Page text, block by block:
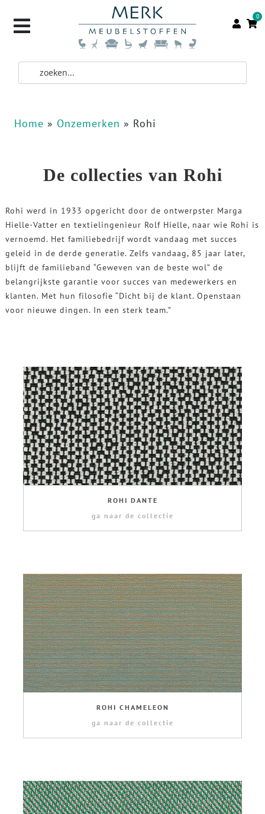
0
Home » Onzemerken » Rohi
De collecties van Rohi
Rohi werd in 1933 opgericht door de ontwerpster Marga
Hielle-Vatter en textielingenieur Rolf Hielle, naar wie Rohi is
vernoemd. Het familiebedrijf wordt vandaag met succes
geleid in de derde generatie. Zelfs vandaag, 85 jaar later,
blijft de familieband “Geweven van de beste wol” de
belangrijkste garantie voor succes van medewerkers en
klanten. Met hun filosofie “Dicht bij de klant. Openstaan ​​
voor nieuwe dingen. In een sterk team.”
ROHI DANTE
ga naar de collectie
ROHI CHAMELEON
ga naar de collectie